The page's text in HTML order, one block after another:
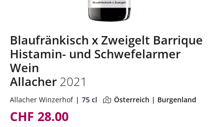
Blaufränkisch x Zweigelt Barrique
Histamin- und Schwefelarmer
Wein
Allacher 2021
Allacher Winzerhof 75 cl Österreich | Burgenland
CHF 28.00